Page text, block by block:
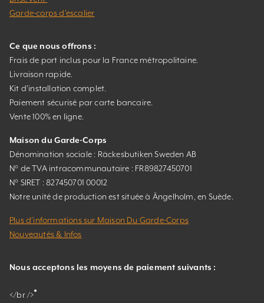
Garde-corps d’escalier
Ce que nous offrons :
Frais de port inclus pour la France métropolitaine.
Livraison rapide.
Kit d’installation complet.
Paiement sécurisé par carte bancaire.
Vente 100% en ligne.
Maison du Garde-Corps
Dénomination sociale : Räckesbutiken Sweden AB
N° de TVA intracommunautaire : FR89827450701
N° SIRET : 827450701 00012
Notre unité de production est située à Ängelholm, en Suède.
Plus d’informations sur Maison Du Garde-Corps
Nouveautés & Infos
Nous acceptons les moyens de paiement suivants :
</br />